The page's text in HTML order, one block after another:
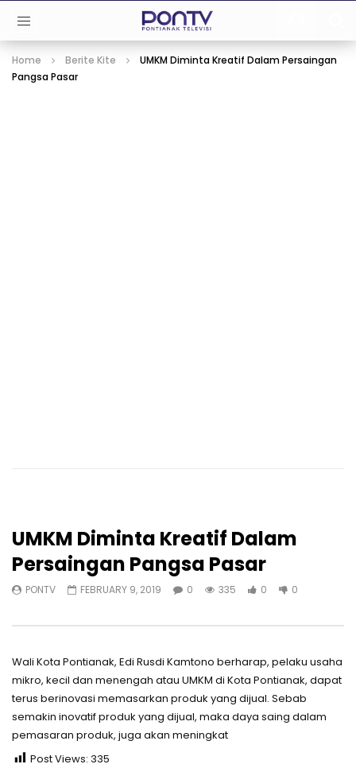
Home Berite Kite
UMKM Diminta Kreatif Dalam Persaingan
Pangsa Pasar
UMKM Diminta Kreatif Dalam
Persaingan Pangsa Pasar
PONTV FEBRUARY 9, 2019 0 335 0 0
Wali Kota Pontianak, Edi Rusdi Kamtono berharap, pelaku usaha
mikro, kecil dan menengah atau UMKM di Kota Pontianak, dapat
terus berinovasi memasarkan produk yang dijual. Sebab
semakin inovatif produk yang dijual, maka daya saing dalam
pemasaran produk, juga akan meningkat
Post Views: 335